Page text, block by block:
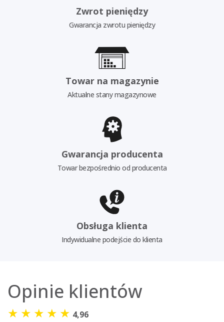
Zwrot pieniędzy
Gwarancja zwrotu pieniędzy
Towar na magazynie
Aktualne stany magazynowe
Gwarancja producenta
Towar bezpośrednio od producenta
Obsługa klienta
Indywidualne podejście do klienta
Opinie klientów
★ ★ ★ ★ ★ 4,96